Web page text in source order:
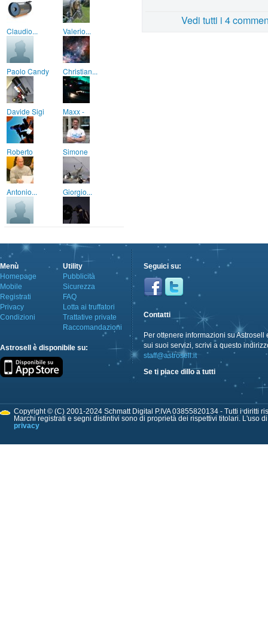
Claudio... Valerio...
Paolo Candy Christian...
Davide Sigi Maxx -
Roberto Simone
Antonio... Giorgio...
Vedi tutti i 4
Menù
Homepage
Mobile
Registrati
Privacy
Condizioni
Utility
Pubblicità
Sicurezza
FAQ
Lotta ai truffatori
Trattative private
Raccomandazioni
Astrosell è disponibile su:
Seguici su:
Contatti
Per ottenere informazioni su Astrosell
sui suoi servizi, scrivi a questo
staff@astrosell.it
Se ti piace dillo a tutti
Copyright © (C) 2001-2024 Schmatt Digital P.IVA 03855820134 - Tutti i diritti
Marchi registrati e segni distintivi sono di proprietà dei rispettivi titolari. L'uso
privacy